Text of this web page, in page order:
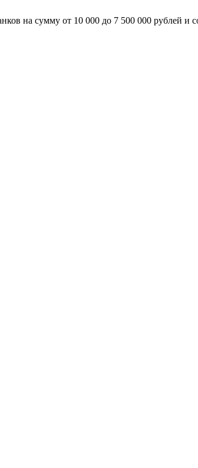
на сумму от 10 000 до 7 500 000 рублей и